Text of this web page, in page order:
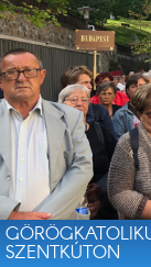
SZENTKÚTON